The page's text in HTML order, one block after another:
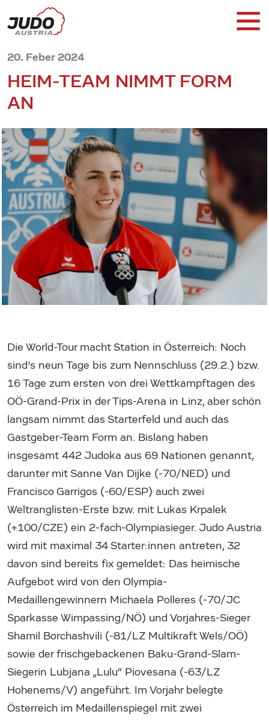
20. Feber 2024
HEIM-TEAM NIMMT FORM
AN
Die World-Tour macht Station in Österreich: Noch
sind’s neun Tage bis zum Nennschluss (29.2.) bzw.
16 Tage zum ersten von drei Wettkampftagen des
OÖ-Grand-Prix in der Tips-Arena in Linz, aber schön
langsam nimmt das Starterfeld und auch das
Gastgeber-Team Form an. Bislang haben
insgesamt 442 Judoka aus 69 Nationen genannt,
darunter mit Sanne Van Dijke (-70/NED) und
Francisco Garrigos (-60/ESP) auch zwei
Weltranglisten-Erste bzw. mit Lukas Krpalek
(+100/CZE) ein 2-fach-Olympiasieger. Judo Austria
wird mit maximal 34 Starter:innen antreten, 32
davon sind bereits fix gemeldet: Das heimische
Aufgebot wird von den Olympia-
Medaillengewinnern Michaela Polleres (-70/JC
Sparkasse Wimpassing/NÖ) und Vorjahres-Sieger
Shamil Borchashvili (-81/LZ Multikraft Wels/OÖ)
sowie der frischgebackenen Baku-Grand-Slam-
Siegerin Lubjana „Lulu“ Piovesana (-63/LZ
Hohenems/V) angeführt. Im Vorjahr belegte
Österreich im Medaillenspiegel mit zwei